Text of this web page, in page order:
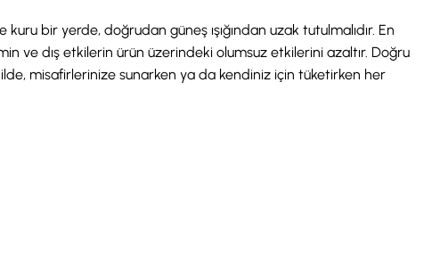
bir yerde, doğrudan güneş ışığından uzak tutulmalıdır. En
ve dış etkilerin ürün üzerindeki olumsuz etkilerini azaltır. Doğru
misafirlerinize sunarken ya da kendiniz için tüketirken her